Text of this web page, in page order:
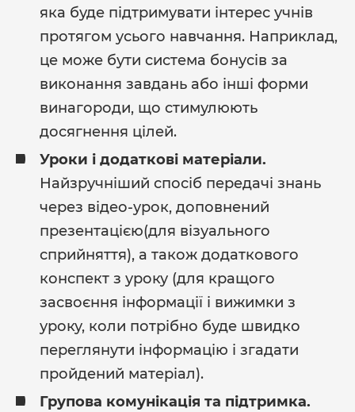
яка буде підтримувати інтерес учнів
протягом усього навчання. Наприклад,
це може бути система бонусів за
виконання завдань або інші форми
винагороди, що стимулюють
досягнення цілей.
Уроки і додаткові матеріали.
Найзручніший спосіб передачі знань
через відео-урок, доповнений
презентацією(для візуального
сприйняття), а також додаткового
конспект з уроку (для кращого
засвоєння інформації і вижимки з
уроку, коли потрібно буде швидко
переглянути інформацію і згадати
пройдений матеріал).
Групова комунікація та підтримка.